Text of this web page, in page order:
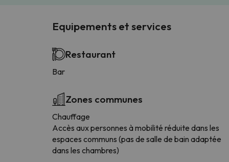
Equipements et services
Restaurant
Bar
Zones communes
Chauffage
Accès aux personnes à mobilité réduite dans les
espaces communs (pas de salle de bain adaptée
dans les chambres)